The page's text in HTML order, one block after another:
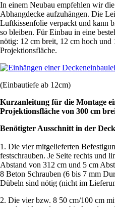
In einem Neubau empfehlen wir
Abhangdecke aufzuhängen. Die
Luftkissenfolie verpackt und kann
so bleiben. Für Einbau in eine
nötig: 12 cm breit, 12 cm hoch und
Projektionsfläche.
(Einbautiefe ab 12cm)
Kurzanleitung für die Montage
Projektionsfläche von 300 cm
Benötigter Ausschnitt in der
1. Die vier mitgelieferten
festschrauben. Je Seite rechts und
Abstand von 312 cm und 5 cm
8 Beton Schrauben (6 bis 7 mm
Dübeln sind nötig (nicht im
2. Die vier bzw. 8 50 cm/100 cm